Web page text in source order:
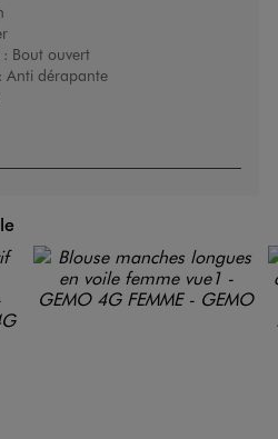
Bout ouvert
Anti dérapante